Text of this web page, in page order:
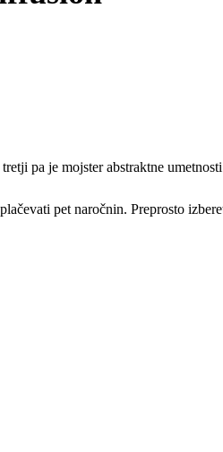
pa je mojster abstraktne
pet naročnin. Preprosto